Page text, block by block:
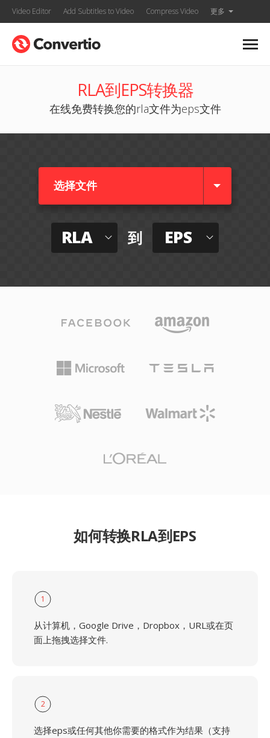
Video Editor Add Subtitles to Video Compress Video 更多
RLA到EPS转换器
在线免费转换您的rla文件为eps文件
选择文件
RLA 到 EPS
如何转换RLA到EPS
1
从计算机，Google Drive，Dropbox，URL或在页
面上拖拽选择文件.
2
选择eps或任何其他你需要的格式作为结果（支持